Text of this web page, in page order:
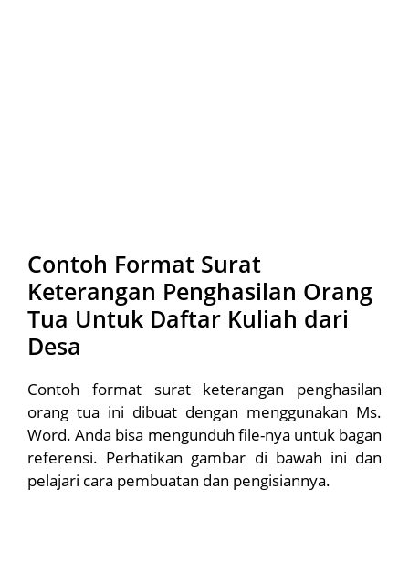
Contoh Format Surat
Keterangan Penghasilan Orang
Tua Untuk Daftar Kuliah dari
Desa
Contoh format surat keterangan penghasilan
orang tua ini dibuat dengan menggunakan Ms.
Word. Anda bisa mengunduh file-nya untuk bagan
referensi. Perhatikan gambar di bawah ini dan
pelajari cara pembuatan dan pengisiannya.